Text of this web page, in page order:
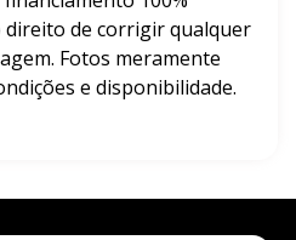
direito de corrigir qualquer
Fotos meramente
e disponibilidade.